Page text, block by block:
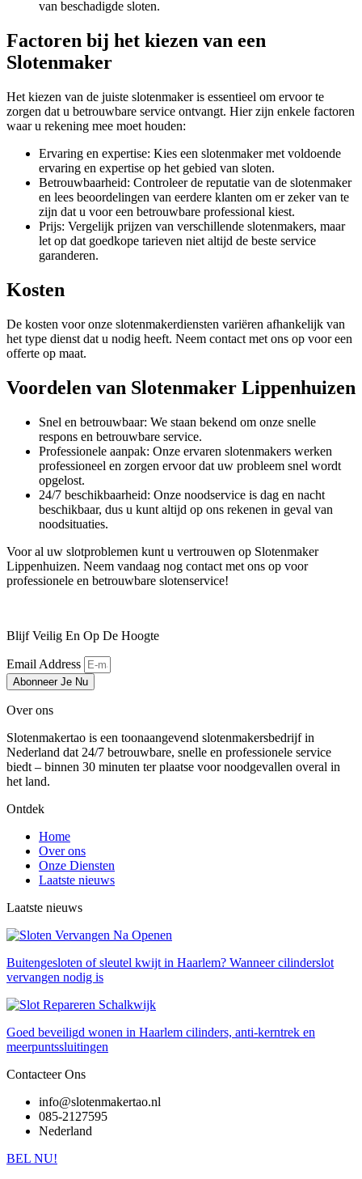
van beschadigde sloten.
Factoren bij het kiezen van een
Slotenmaker
Het kiezen van de juiste slotenmaker is essentieel om ervoor te
zorgen dat u betrouwbare service ontvangt. Hier zijn enkele factoren
waar u rekening mee moet houden:
Ervaring en expertise: Kies een slotenmaker met voldoende
ervaring en expertise op het gebied van sloten.
Betrouwbaarheid: Controleer de reputatie van de slotenmaker
en lees beoordelingen van eerdere klanten om er zeker van te
zijn dat u voor een betrouwbare professional kiest.
Prijs: Vergelijk prijzen van verschillende slotenmakers, maar
let op dat goedkope tarieven niet altijd de beste service
garanderen.
Kosten
De kosten voor onze slotenmakerdiensten variëren afhankelijk van
het type dienst dat u nodig heeft. Neem contact met ons op voor een
offerte op maat.
Voordelen van Slotenmaker Lippenhuizen
Snel en betrouwbaar: We staan bekend om onze snelle
respons en betrouwbare service.
Professionele aanpak: Onze ervaren slotenmakers werken
professioneel en zorgen ervoor dat uw probleem snel wordt
opgelost.
24/7 beschikbaarheid: Onze noodservice is dag en nacht
beschikbaar, dus u kunt altijd op ons rekenen in geval van
noodsituaties.
Voor al uw slotproblemen kunt u vertrouwen op Slotenmaker
Lippenhuizen. Neem vandaag nog contact met ons op voor
professionele en betrouwbare slotenservice!
Blijf Veilig En Op De Hoogte
Email Address
Abonneer Je Nu
Over ons
Slotenmakertao is een toonaangevend slotenmakersbedrijf in
Nederland dat 24/7 betrouwbare, snelle en professionele service
biedt – binnen 30 minuten ter plaatse voor noodgevallen overal in
het land.
Ontdek
Home
Over ons
Onze Diensten
Laatste nieuws
Laatste nieuws
Buitengesloten of sleutel kwijt in Haarlem? Wanneer cilinderslot
vervangen nodig is
Goed beveiligd wonen in Haarlem cilinders, anti-kerntrek en
meerpuntssluitingen
Contacteer Ons
info@slotenmakertao.nl
085-2127595
Nederland
BEL NU!